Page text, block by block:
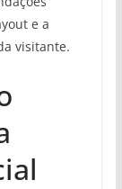
e a
visitante.